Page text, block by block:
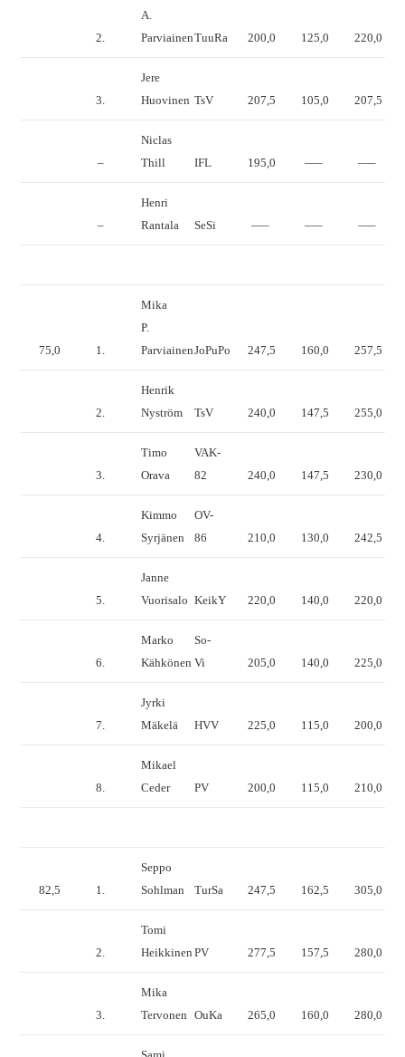
2.
A.
ParviainenTuuRa 200,0 125,0 220,0
3.
Jere
Huovinen TsV 207,5 105,0 207,5
–
Niclas
Thill
IFL 195,0 —– —–
–
Henri
Rantala
SeSi —– —– —–
75,0 1.
Mika
P.
ParviainenJoPuPo 247,5 160,0 257,5
2.
Henrik
Nyström
TsV 240,0 147,5 255,0
3.
Timo
Orava
VAK-
82
240,0 147,5 230,0
4.
Kimmo
Syrjänen
OV-
86
210,0 130,0 242,5
5.
Janne
Vuorisalo KeikY 220,0 140,0 220,0
6.
Marko
Kähkönen
So-
Vi
205,0 140,0 225,0
7.
Jyrki
Mäkelä
HVV 225,0 115,0 200,0
8.
Mikael
Ceder
PV 200,0 115,0 210,0
82,5 1.
Seppo
Sohlman
TurSa 247,5 162,5 305,0
2.
Tomi
Heikkinen PV 277,5 157,5 280,0
3.
Mika
Tervonen OuKa 265,0 160,0 280,0
Sami